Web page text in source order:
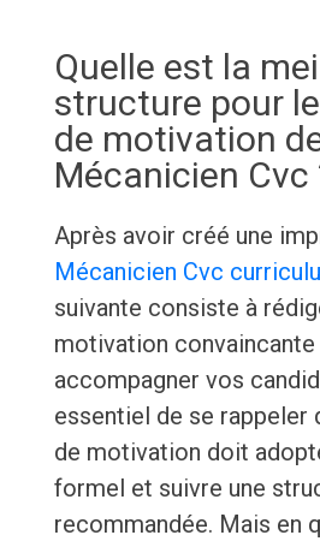
Quelle est la
structure pour
de motivation
Mécanicien Cvc
Après avoir créé une
Mécanicien Cvc
suivante consiste à
motivation convaincante
accompagner vos
essentiel de se
de motivation doit
formel et suivre une
recommandée. Mais en